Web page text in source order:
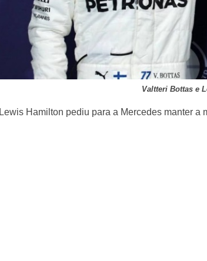
Valtteri Bottas e
Lewis Hamilton pediu para a Mercedes manter a